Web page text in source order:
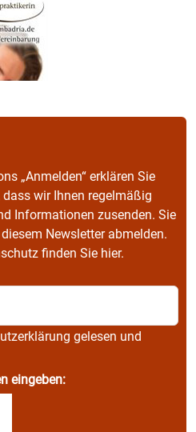
„Anmelden“ erklären Sie
wir Ihnen regelmäßig
Informationen zusenden. Sie
Newsletter abmelden.
finden Sie hier.
gelesen und
eingeben: